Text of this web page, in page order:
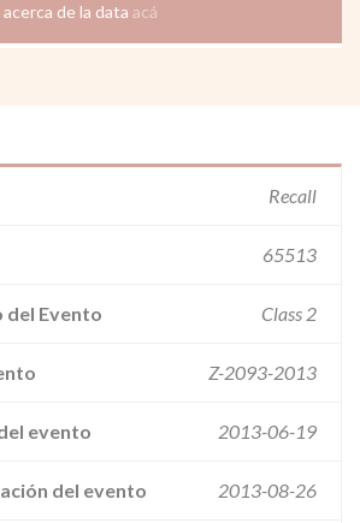
de la data acá
Recall
65513
del Evento Class 2
Z-2093-2013
evento 2013-06-19
del evento 2013-08-26